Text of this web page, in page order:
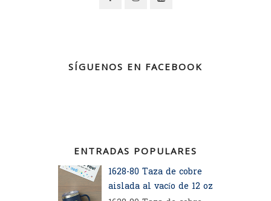
SÍGUENOS EN FACEBOOK
ENTRADAS POPULARES
1628-80 Taza de cobre
aislada al vacío de 12 oz